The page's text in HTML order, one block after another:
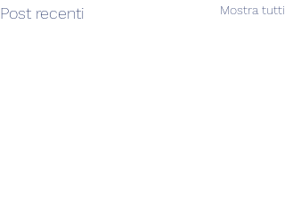
Post recenti Mostra tutti